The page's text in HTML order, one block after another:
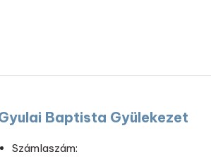
Baptista Gyülekezet
Számlaszám: